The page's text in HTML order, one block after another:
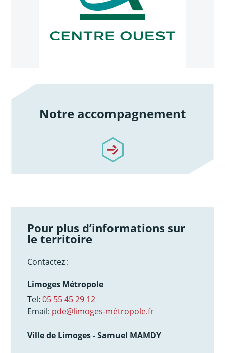
Notre accompagnement
/notre-accompagnement
Pour plus d’informations sur
le territoire
Contactez :
Limoges Métropole
Tel:05 55 45 29 12
Email: pde@limoges-métropole.fr
Ville de Limoges - Samuel MAMDY